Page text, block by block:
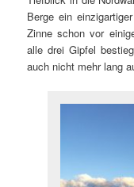
Berge ein
Zinne schon vor
alle drei Gipfel
auch nicht mehr lang